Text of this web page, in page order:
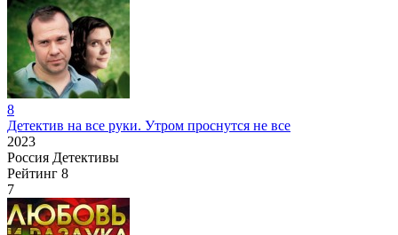
8
Детектив на все руки. Утром проснутся не все
2023
Россия Детективы
Рейтинг 8
7